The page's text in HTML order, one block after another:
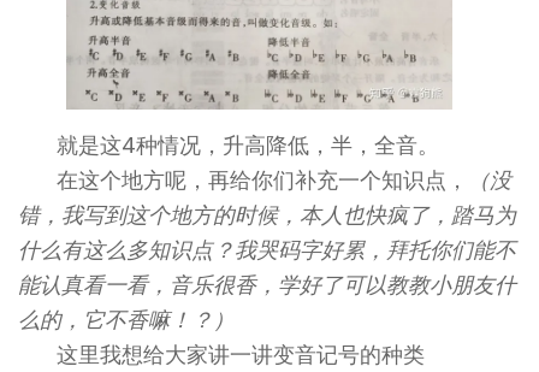
就是这4种情况，升高降低，半，全音。
在这个地方呢，再给你们补充一个知识点，
（没
错，我写到这个地方的时候，本人也快疯了，踏马为
什么有这么多知识点？我哭码字好累，拜托你们能不
能认真看一看，音乐很香，学好了可以教教小朋友什
么的，它不香嘛！？）
这里我想给大家讲一讲变音记号的种类